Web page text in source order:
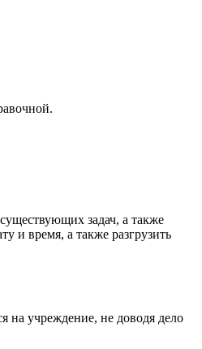
задач, а также
и время, а также разгрузить
на учреждение, не доводя дело